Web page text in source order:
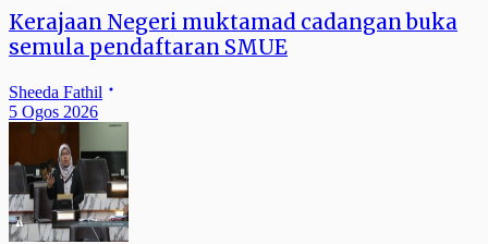
Kerajaan Negeri muktamad cadangan buka
semula pendaftaran SMUE
Sheeda Fathil
5 Ogos 2026